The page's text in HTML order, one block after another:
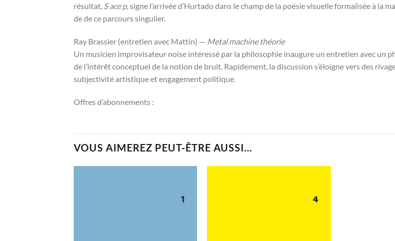
résultat, S ace p, signe l’arrivée d’Hurtado dans le champ de la poésie visuelle formalisée à la
de de ce parcours singulier.
Ray Brassier (entretien avec Mattin) — Metal machine théorie
Un musicien improvisateur noise intéressé par la philosophie inaugure un entretien avec un
de l’intérêt conceptuel de la notion de bruit. Rapidement, la discussion s’éloigne vers des
subjectivité artistique et engagement politique.
Offres d’abonnements :
VOUS AIMEREZ PEUT-ÊTRE AUSSI…
à la